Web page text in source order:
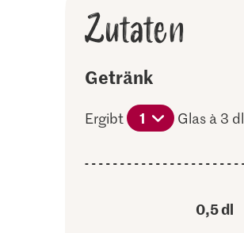
Zutaten
Getränk
Ergibt 1 Glas à 3 dl
0,5 dl